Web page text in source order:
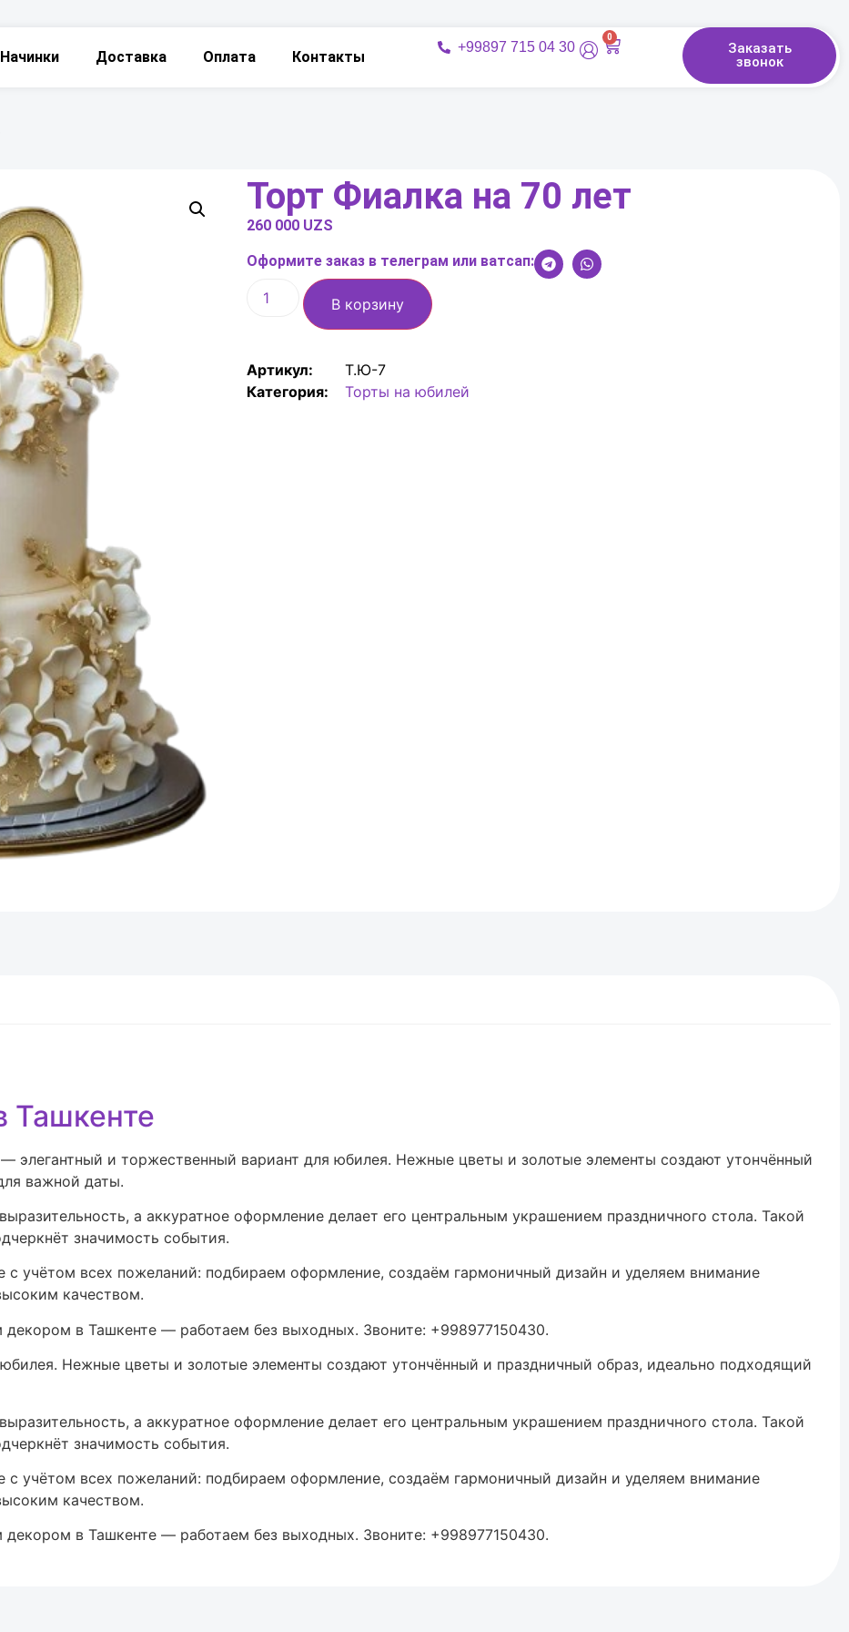
Начинки Доставка Оплата Контакты
+99897 715 04 30
0
Заказать
звонок
Торт Фиалка на 70 лет
260 000 UZS
Оформите заказ в телеграм или ватсап:
В корзину
Артикул:
Т.Ю-7
Категория:
Торты на юбилей
Ташкенте
элегантный и торжественный вариант для юбилея. Нежные цветы и золотые элементы создают утончённый
важной даты.
а аккуратное оформление делает его центральным украшением праздничного стола. Такой
значимость события.
с учётом всех пожеланий: подбираем оформление, создаём гармоничный дизайн и уделяем внимание
качеством.
в Ташкенте — работаем без выходных. Звоните: +998977150430.
Нежные цветы и золотые элементы создают утончённый и праздничный образ, идеально подходящий
а аккуратное оформление делает его центральным украшением праздничного стола. Такой
значимость события.
с учётом всех пожеланий: подбираем оформление, создаём гармоничный дизайн и уделяем внимание
качеством.
в Ташкенте — работаем без выходных. Звоните: +998977150430.